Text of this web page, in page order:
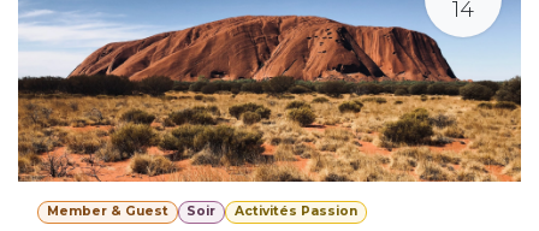
14
Member & Guest Soir Activités Passion